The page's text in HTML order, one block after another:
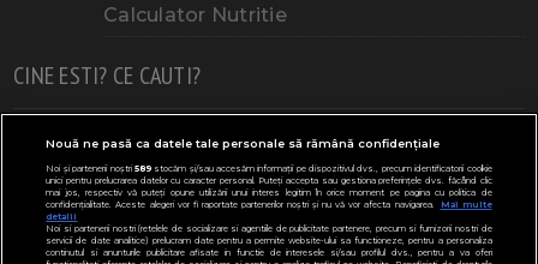
Calculator Nutritie
CINE ESTI? CE CAUTI?
Doresc un copil Adoptia Probleme cu sarcina
Urmeaza sa nasc Probleme alaptare Bebe plange
Bebe febra Caut bona Cresa, Gradinta
Mergem la scoala Copil bolnav Copii cu nevoi speciale
Nouă ne pasă ca datele tale personale să rămână confidențiale
Noi și partenerii noștri589stocăm și/sau accesăm informații pe dispozitivul dvs., precum identificatorii cookie
unici pentru prelucrarea datelor cu caracter personal. Puteți accepta sau gestiona preferințele dvs. făcând clic
mai jos, respectiv vă puteți opune utilizării unui interes legitim în orice moment pe pagina cu politica de
confidențialitate. Aceste alegeri vor fi raportate partenerilor noștri și nu vă vor afecta navigarea.
Mai multe
detalii
Noi si partenerii nostri (retelele de socializare si agentiile de publicitate partenere, precum si furnizorii nostri de
servicii de date analitice) prelucram date pentru a permite website-ului sa functioneze, pentru a personaliza
continutul si anunturile publicitare afisate in functie de interesele si/sau profilul dvs., pentru a va oferi